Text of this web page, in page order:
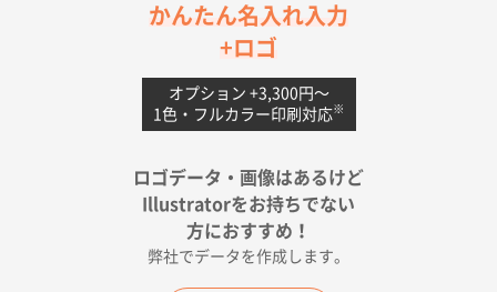
茨城県G社様
300枚
値段と注文のしやすさ
ポリ袋 手穴A4サイズ
5000枚
2026年04月17日 09:28
印刷色が豊富であったため
かんたん名入れ入力
+ロゴ
オプション +3,300円〜
1色・フルカラー印刷対応※
ロゴデータ・画像はあるけど
Illustratorをお持ちでない
方におすすめ！
弊社でデータを作成します。